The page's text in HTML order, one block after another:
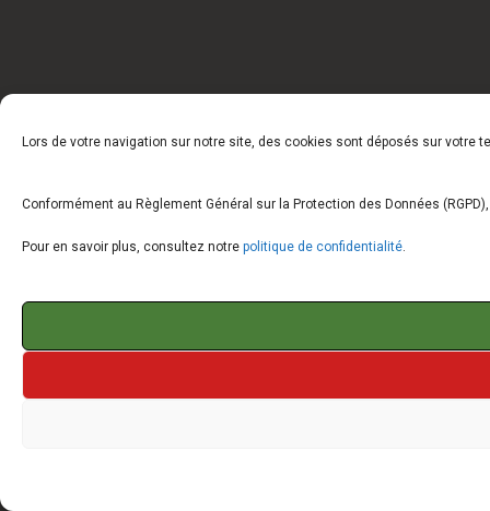
Lors de votre navigation sur notre site, des cookies sont déposés sur votre
Conformément au Règlement Général sur la Protection des Données
Pour en savoir plus, consultez notre politique de confidentialité.